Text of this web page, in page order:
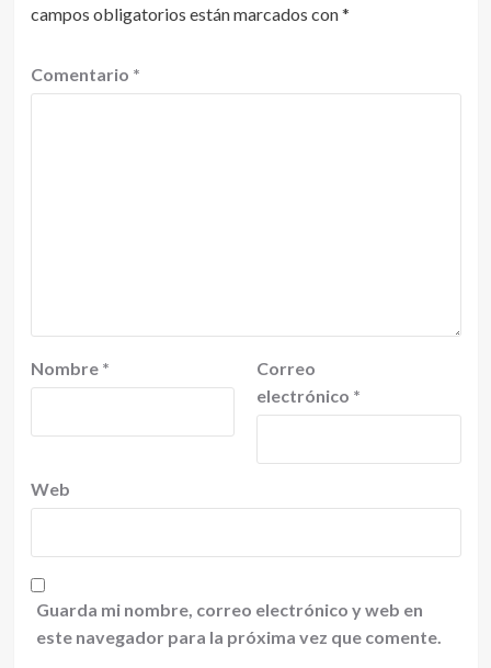
campos obligatorios están marcados con*
Comentario *
Nombre *
Correo
electrónico *
Web
Guarda mi nombre, correo electrónico y web en
este navegador para la próxima vez que comente.